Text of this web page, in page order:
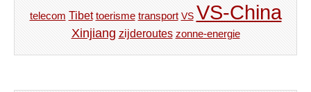
telecom Tibet toerisme transport VS VS-China
Xinjiang zijderoutes zonne-energie